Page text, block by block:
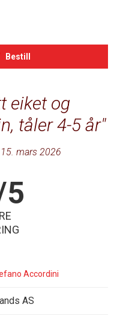
eiket og
tåler 4-5 år
mars 2026
Accordini
AS
Bestill